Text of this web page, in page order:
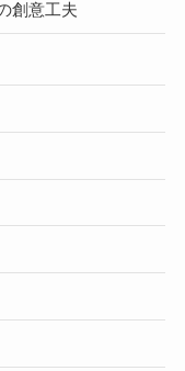
創意工夫